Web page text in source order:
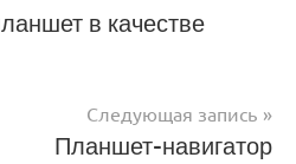
в качестве
Следующая запись
Планшет-навигатор